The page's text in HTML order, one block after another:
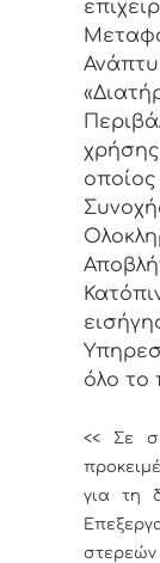
όλο το
<< Σε
για τη